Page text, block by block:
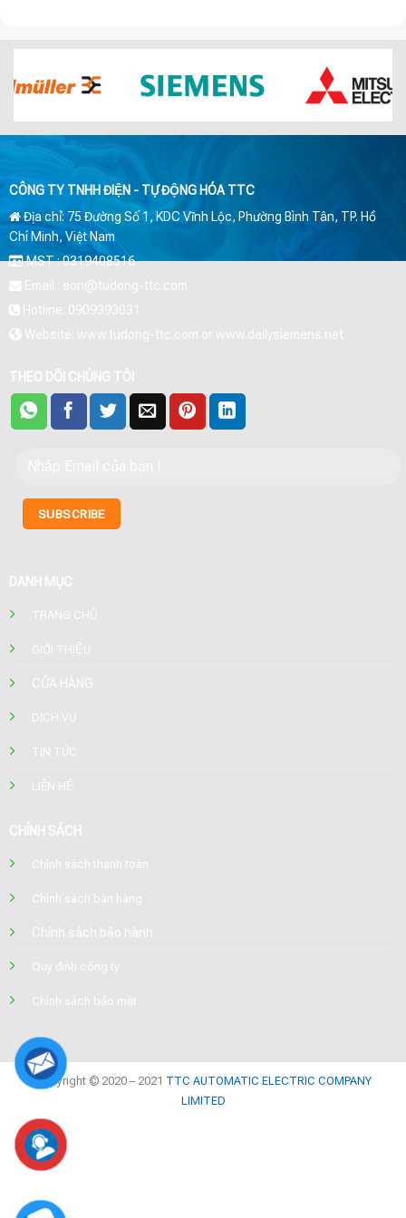
CÔNG TY TNHH ĐIỆN - TỰ ĐỘNG HÓA TTC
Địa chỉ: 75 Đường Số 1, KDC Vĩnh Lộc, Phường Bình Tân, TP. Hồ
Chí Minh, Việt Nam
MST : 0319408516
Email : son@tudong-ttc.com
Hotline: 0909393031
Website: www.tudong-ttc.com or www.dailysiemens.net
THEO DÕI CHÚNG TÔI
DANH MỤC
TRANG CHỦ
GIỚI THIỆU
CỬA HÀNG
DỊCH VỤ
TIN TỨC
LIÊN HỆ
CHÍNH SÁCH
Chính sách thanh toán
Chính sách bán hàng
Chính sách bảo hành
Quy định công ty
Chính sách bảo mật
Copyright © 2020 – 2021 TTC AUTOMATIC ELECTRIC COMPANY
LIMITED